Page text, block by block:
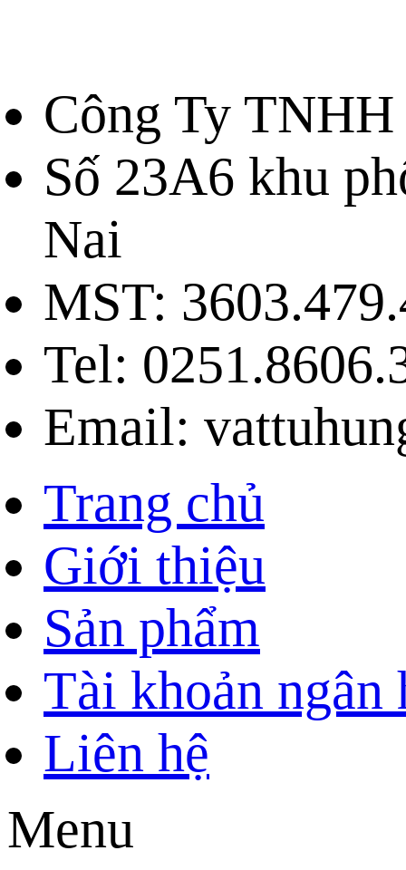
Công Ty
Số 23A6 khu
Nai
MST:
Tel:
Email:
Trang chủ
Giới thiệu
Sản phẩm
Tài khoản ngân
Liên hệ
Menu